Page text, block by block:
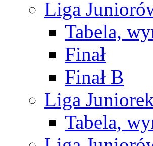
Liga
Tabela,
Finał
Finał B
Liga
Tabela,